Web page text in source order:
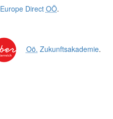
Europe Direct OÖ.
Oö. Zukunftsakademie.